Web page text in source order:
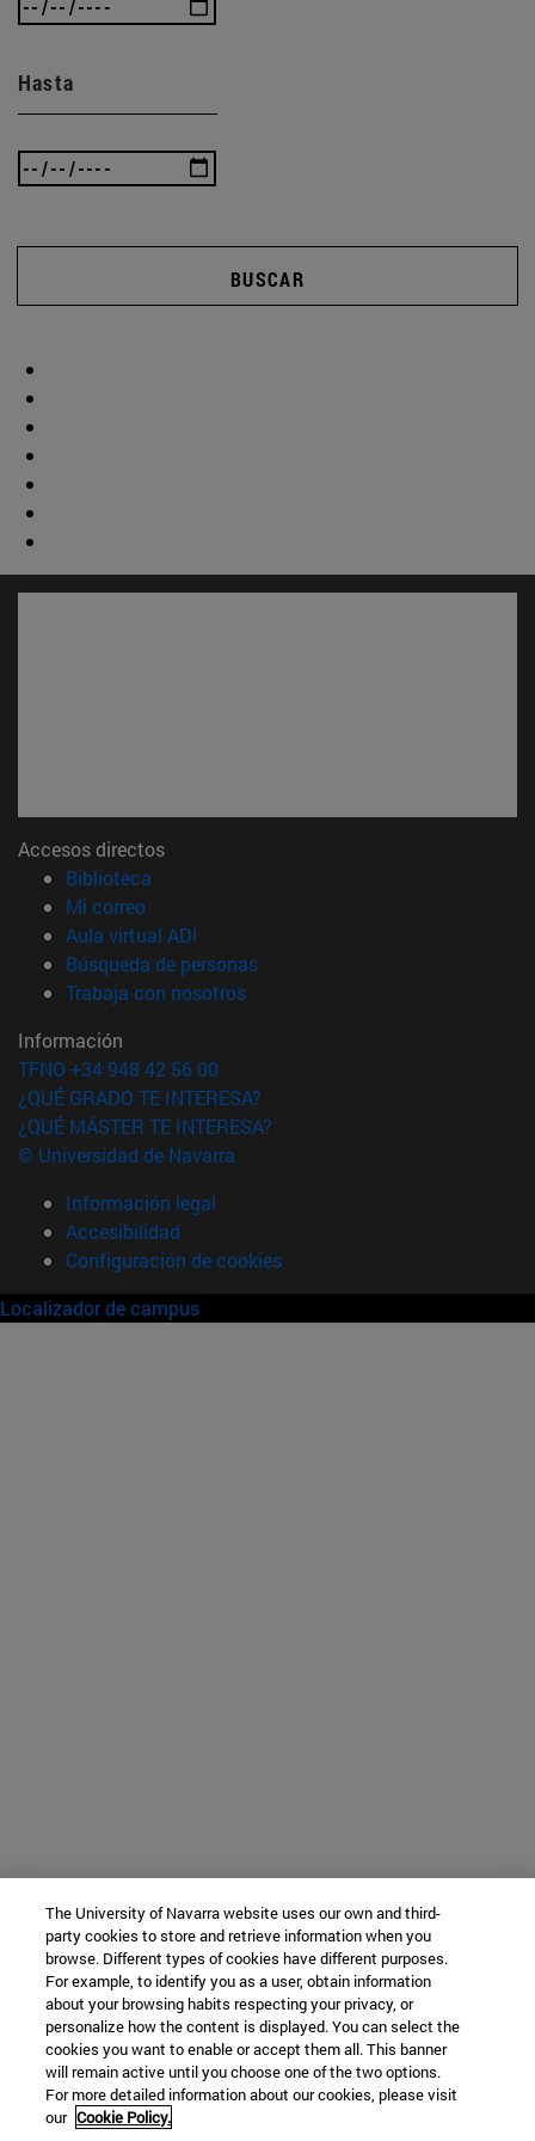
Hasta
BUSCAR
Accesos directos
Biblioteca
Mi correo(abre en nueva ventana)
Aula virtual ADI
Búsqueda de personas(abre en nueva ventana)
Trabaja con nosotros(abre en nueva ventana)
Información
TFNO +34 948 42 56 00
¿QUÉ GRADO TE INTERESA?
¿QUÉ MÁSTER TE INTERESA?
© Universidad de Navarra
Información legal
Accesibilidad
Configuración de cookies
Localizador de campus
The University of Navarra website uses our own and third-
party cookies to store and retrieve information when you
browse. Different types of cookies have different purposes.
For example, to identify you as a user, obtain information
about your browsing habits respecting your privacy, or
personalize how the content is displayed. You can select the
cookies you want to enable or accept them all. This banner
will remain active until you choose one of the two options.
For more detailed information about our cookies, please visit
our Cookie Policy.